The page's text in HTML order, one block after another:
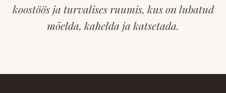
koostöös ja turvalises ruumis, kus on lubatud
mõelda, kahelda ja katsetada.